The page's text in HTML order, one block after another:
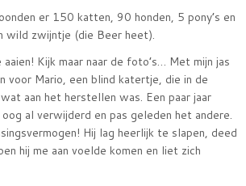
er 150 katten, 90 honden, 5 pony’s en
wild zwijntje (die Beer heet).
Kijk maar naar de foto’s… Met mijn jas
voor Mario, een blind katertje, die in de
aan het herstellen was. Een paar jaar
al verwijderd en pas geleden het andere.
Hij lag heerlijk te slapen, deed
hij me aan voelde komen en liet zich